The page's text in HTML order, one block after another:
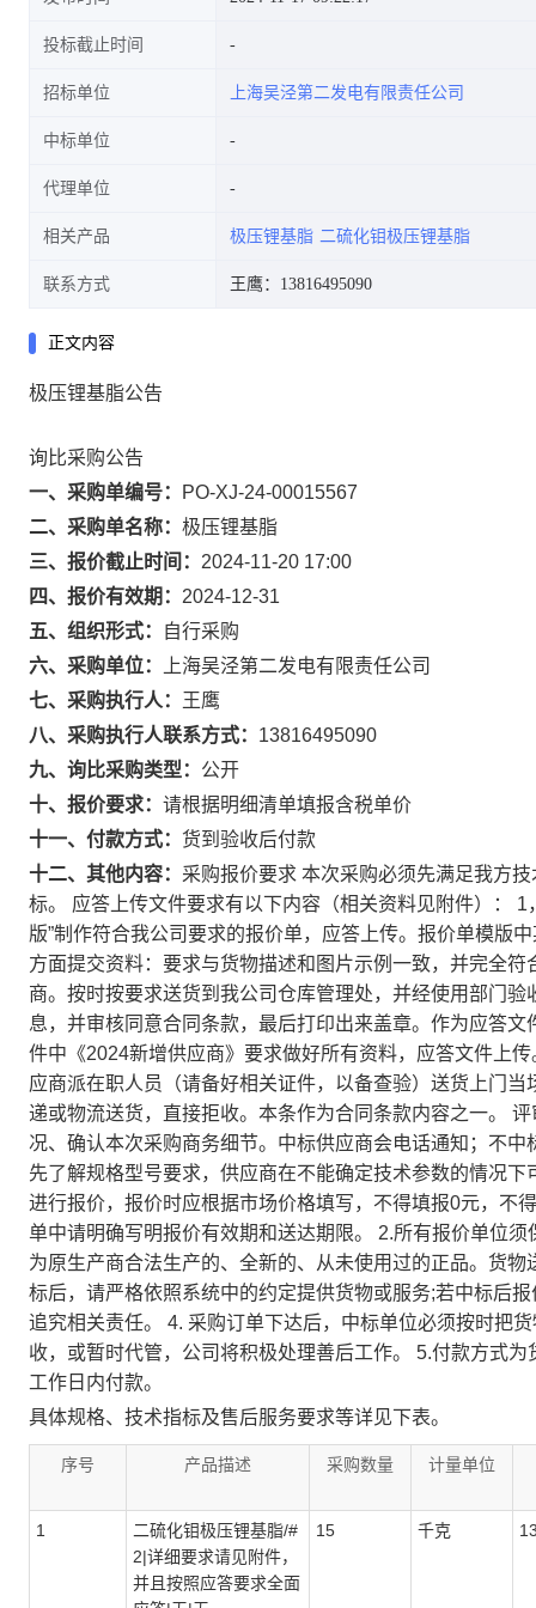
投标截止时间
招标单位 上海吴泾第二发电有限责任公司
中标单位
代理单位
相关产品 极压锂基脂 二硫化钼极压锂基脂
联系方式 王鹰：13816495090
正文内容
极压锂基脂公告
询比采购公告
一、采购单编号：
PO-XJ-24-00015567
二、采购单名称： 极压锂基脂
三、报价截止时间： 2024-11-20 17:00
四、报价有效期： 2024-12-31
五、组织形式：
自行采购
六、采购单位：
上海吴泾第二发电有限责任公司
七、采购执行人：
王鹰
八、采购执行人联系方式： 13816495090
九、询比采购类型： 公开
十、报价要求： 请根据明细清单填报含税单价
十一、付款方式： 货到验收后付款
十二、其他内容： 采购报价要求 本次采购必须先满足我方
标。 应答上传文件要求有以下内容（相关资料见附件）：
版”制作符合我公司要求的报价单，应答上传。报价单模版
方面提交资料：要求与货物描述和图片示例一致，并完全
商。按时按要求送货到我公司仓库管理处，并经使用部门
息，并审核同意合同条款，最后打印出来盖章。作为应答
件中《2024新增供应商》要求做好所有资料，应答文件上
应商派在职人员（请备好相关证件，以备查验）送货上门
递或物流送货，直接拒收。本条作为合同条款内容之一。
况、确认本次采购商务细节。中标供应商会电话通知；不
先了解规格型号要求，供应商在不能确定技术参数的情况
进行报价，报价时应根据市场价格填写，不得填报0元，不
单中请明确写明报价有效期和送达期限。 2.所有报价单位
为原生产商合法生产的、全新的、从未使用过的正品。货
标后，请严格依照系统中的约定提供货物或服务;若中标后
追究相关责任。 4. 采购订单下达后，中标单位必须按时把
收，或暂时代管，公司将积极处理善后工作。 5.付款方式
工作日内付款。
具体规格、技术指标及售后服务要求等详见下表。
序号 产品描述 采购数量 计量单位
1
二硫化钼极压锂基脂/#
2|详细要求请见附件，
并且按照应答要求全面
15 千克